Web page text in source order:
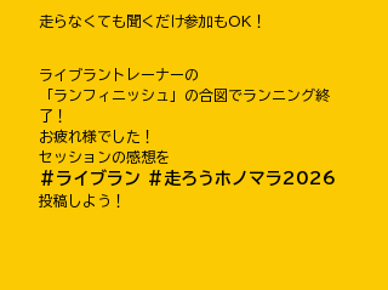
​走らなくても聞くだけ参加もOK！
ライブラントレーナーの
「ランフィニッシュ」の合図でランニング終
了！
​お疲れ様でした！
​​セッションの感想を
＃ライブラン ＃走ろうホノマラ2026
投稿しよう！